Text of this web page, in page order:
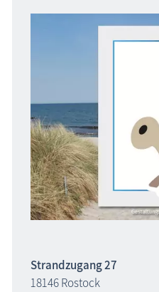
Wissenswertes
Veranstaltungen
Strandzugang 27
18146 Rostock